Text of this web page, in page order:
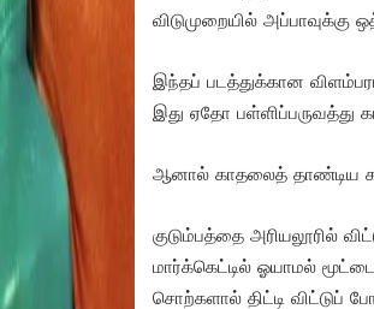
விடுமுறையில்
இந்தப் படத்துக்கான
இது ஏதோ
ஆனால் காதலைத் தாண்டிய
குடும்பத்தை அரியலூரில்
மார்க்கெட்டில் ஓயாமல்
சொற்களால் திட்டி விட்டுப்